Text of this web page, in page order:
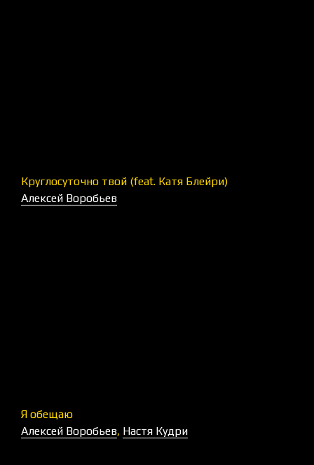
Круглосуточно твой (feat. Катя Блейри)
Алексей Воробьев
Я обещаю
Алексей Воробьев, Настя Кудри